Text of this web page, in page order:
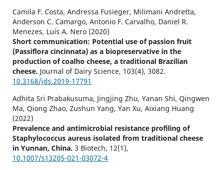
Camila F. Costa, Andressa Fusieger, Milimani Andretta,
Anderson C. Camargo, Antonio F. Carvalho, Daniel R.
Menezes, Luís A. Nero (2020)
Short communication: Potential use of passion fruit
(Passiflora cincinnata) as a biopreservative in the
production of coalho cheese, a traditional Brazilian
cheese. Journal of Dairy Science, 103(4), 3082.
10.3168/jds.2019-17791
Adhita Sri Prabakusuma, Jingjing Zhu, Yanan Shi, Qingwen
Ma, Qiong Zhao, Zushun Yang, Yan Xu, Aixiang Huang
(2022)
Prevalence and antimicrobial resistance profiling of
Staphylococcus aureus isolated from traditional cheese
in Yunnan, China. 3 Biotech, 12(1),
10.1007/s13205-021-03072-4